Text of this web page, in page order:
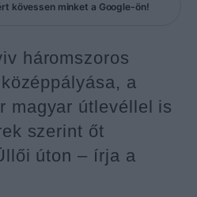
kövessen minket a Google-ön!
háromszoros
a
magyar útlevéllel is
szerint őt
úton – írja a